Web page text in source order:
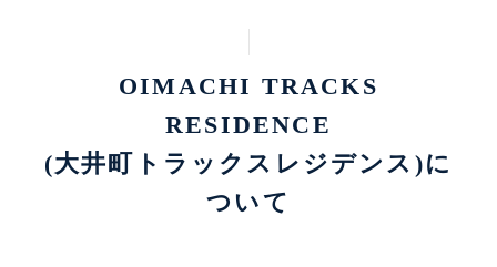
OIMACHI TRACKS
RESIDENCE
(大井町トラックスレジデンス)に
ついて